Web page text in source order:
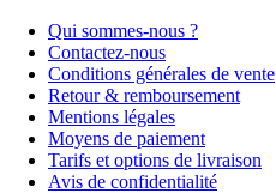
Qui sommes-nous ?
Contactez-nous
Conditions générales de vente
Retour & remboursement
Mentions légales
Moyens de paiement
Tarifs et options de livraison
Avis de confidentialité